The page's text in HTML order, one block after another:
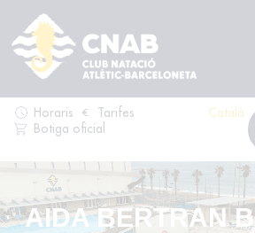
Català
Horaris
Tarifes
Botiga oficial
AIDA BERTRAN